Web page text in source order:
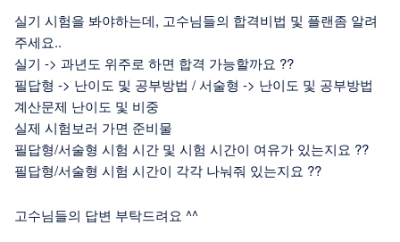
실기 시험을 봐야하는데, 고수님들의 합격비법 및 플랜좀 알려
주세요..
실기 -> 과년도 위주로 하면 합격 가능할까요 ??
필답형 -> 난이도 및 공부방법 / 서술형 -> 난이도 및 공부방법
계산문제 난이도 및 비중
실제 시험보러 가면 준비물
필답형/서술형 시험 시간 및 시험 시간이 여유가 있는지요 ??
필답형/서술형 시험 시간이 각각 나눠줘 있는지요 ??
고수님들의 답변 부탁드려요 ^^